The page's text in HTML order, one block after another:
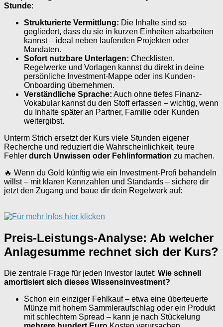
Stunde:
Strukturierte Vermittlung: Die Inhalte sind so
gegliedert, dass du sie in kurzen Einheiten abarbeiten
kannst – ideal neben laufenden Projekten oder
Mandaten.
Sofort nutzbare Unterlagen: Checklisten,
Regelwerke und Vorlagen kannst du direkt in deine
persönliche Investment-Mappe oder ins Kunden-
Onboarding übernehmen.
Verständliche Sprache: Auch ohne tiefes Finanz-
Vokabular kannst du den Stoff erfassen – wichtig, wenn
du Inhalte später an Partner, Familie oder Kunden
weitergibst.
Unterm Strich ersetzt der Kurs viele Stunden eigener
Recherche und reduziert die Wahrscheinlichkeit, teure
Fehler durch Unwissen oder Fehlinformation zu machen.
🔥 Wenn du Gold künftig wie ein Investment-Profi behandeln
willst – mit klaren Kennzahlen und Standards – sichere dir
jetzt den Zugang und baue dir dein Regelwerk auf:
Preis-Leistungs-Analyse: Ab welcher
Anlagesumme rechnet sich der Kurs?
Die zentrale Frage für jeden Investor lautet: Wie schnell
amortisiert sich dieses Wissensinvestment?
Schon ein einziger Fehlkauf – etwa eine überteuerte
Münze mit hohem Sammleraufschlag oder ein Produkt
mit schlechtem Spread – kann je nach Stückelung